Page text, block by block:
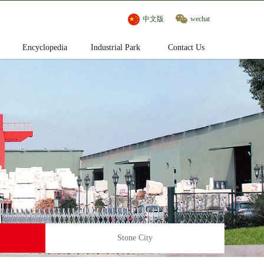
wechat
中文版
Encyclopedia Industrial Park Contact Us
Stone City